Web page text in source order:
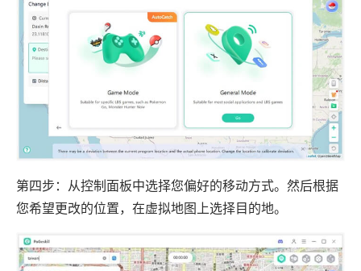
第四步：从控制面板中选择您偏好的移动方式。然后根据
您希望更改的位置，在虚拟地图上选择目的地。